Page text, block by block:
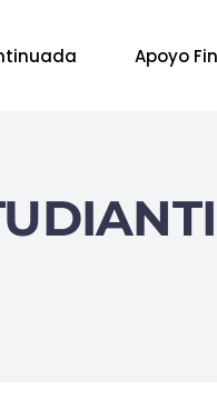
Apoyo